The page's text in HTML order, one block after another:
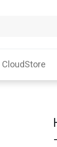
CloudStore